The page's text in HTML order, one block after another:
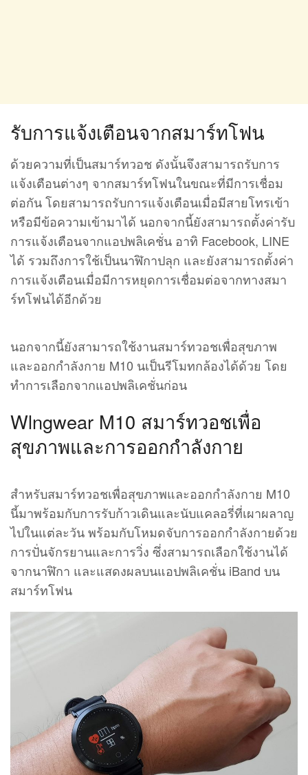
รับการแจ้งเตือนจากสมาร์ทโฟน
ด้วยความที่เป็นสมาร์ทวอช ดังนั้นจึงสามารถรับการ
แจ้งเตือนต่างๆ จากสมาร์ทโฟนในขณะที่มีการเชื่อม
ต่อกัน โดยสามารถรับการแจ้งเตือนเมื่อมีสายโทรเข้า
หรือมีข้อความเข้ามาได้ นอกจากนี้ยังสามารถตั้งค่ารับ
การแจ้งเตือนจากแอปพลิเคชั่น อาทิ Facebook, LINE
ได้ รวมถึงการใช้เป็นนาฬิกาปลุก และยังสามารถตั้งค่า
การแจ้งเตือนเมื่อมีการหยุดการเชื่อมต่อจากทางสมา
ร์ทโฟนได้อีกด้วย
นอกจากนี้ยังสามารถใช้งานสมาร์ทวอชเพื่อสุขภาพ
และออกกำลังกาย M10 นเป็นรีโมทกล้องได้ด้วย โดย
ทำการเลือกจากแอปพลิเคชั่นก่อน
Wlngwear M10 สมาร์ทวอชเพื่อ
สุขภาพและการออกกำลังกาย
สำหรับสมาร์ทวอชเพื่อสุขภาพและออกกำลังกาย M10
นี้มาพร้อมกับการรับก้าวเดินและนับแคลอรี่ที่เผาผลาญ
ไปในแต่ละวัน พร้อมกับโหมดจับการออกกำลังกายด้วย
การปั่นจักรยานและการวิ่ง ซึ่งสามารถเลือกใช้งานได้
จากนาฬิกา และแสดงผลบนแอปพลิเคชั่น iBand บน
สมาร์ทโฟน